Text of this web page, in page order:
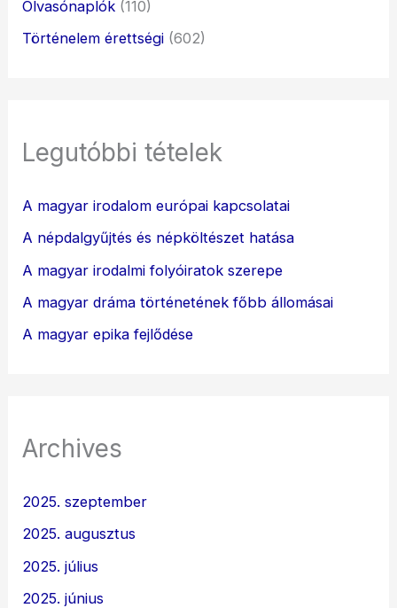
Olvasónaplók (110)
Történelem érettségi (602)
Legutóbbi tételek
A magyar irodalom európai kapcsolatai
A népdalgyűjtés és népköltészet hatása
A magyar irodalmi folyóiratok szerepe
A magyar dráma történetének főbb állomásai
A magyar epika fejlődése
Archives
2025. szeptember
2025. augusztus
2025. július
2025. június